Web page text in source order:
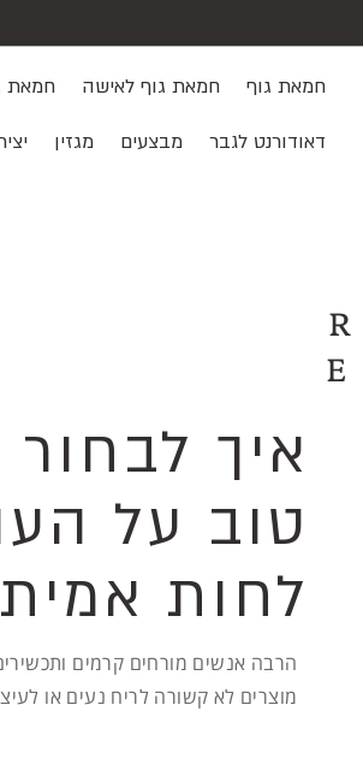
חמאת גוף חמאת גוף לאישה חמאת
דאודורנט לגבר מבצעים מגזין
איך
טוב על
לחות
הרבה אנשים מורחים קרמים
מוצרים לא קשורה לריח נעים או